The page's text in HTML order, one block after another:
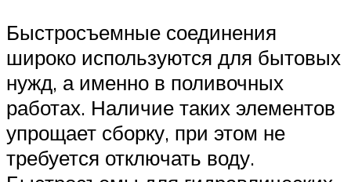
Быстросъемные соединения
широко используются для бытовых
нужд, а именно в поливочных
работах. Наличие таких элементов
упрощает сборку, при этом не
требуется отключать воду.